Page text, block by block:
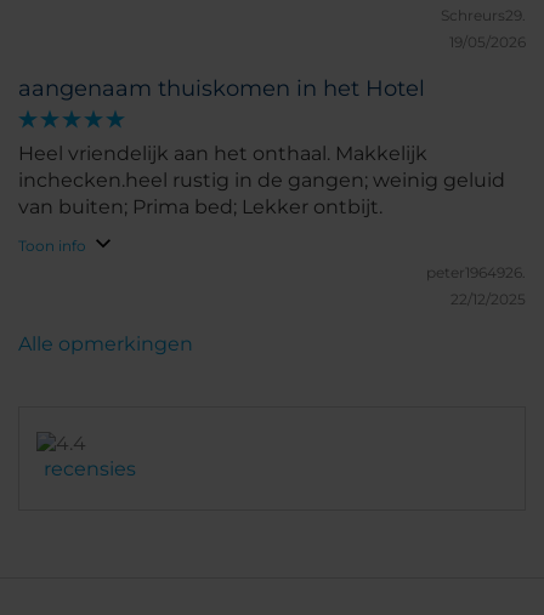
Schreurs29.
19/05/2026
aangenaam thuiskomen in het Hotel
Heel vriendelijk aan het onthaal. Makkelijk
inchecken.heel rustig in de gangen; weinig geluid
van buiten; Prima bed; Lekker ontbijt.
Toon info
peter1964926.
22/12/2025
recensies
Alle opmerkingen